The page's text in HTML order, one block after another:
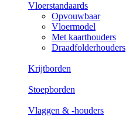
Vloerstandaards
Opvouwbaar
Vloermodel
Met kaarthouders
Draadfolderhouders
Krijtborden
Stoepborden
Vlaggen & -houders